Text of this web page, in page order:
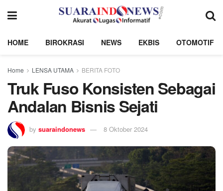
HOME BIROKRASI NEWS EKBIS OTOMOTIF
Home LENSA UTAMA BERITA FOTO
Truk Fuso Konsisten Sebagai
Andalan Bisnis Sejati
by suaraindonews 8 Oktober 2024